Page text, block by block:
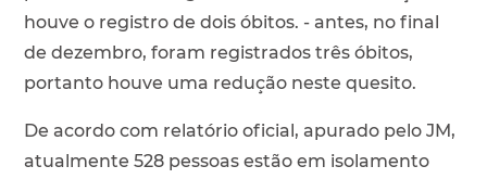
houve o registro de dois óbitos. - antes, no final
de dezembro, foram registrados três óbitos,
portanto houve uma redução neste quesito.
De acordo com relatório oficial, apurado pelo JM,
atualmente 528 pessoas estão em isolamento